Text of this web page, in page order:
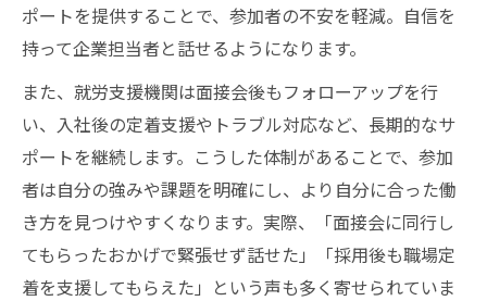
ポートを提供することで、参加者の不安を軽減。自信を
持って企業担当者と話せるようになります。
また、就労支援機関は面接会後もフォローアップを行
い、入社後の定着支援やトラブル対応など、長期的なサ
ポートを継続します。こうした体制があることで、参加
者は自分の強みや課題を明確にし、より自分に合った働
き方を見つけやすくなります。実際、「面接会に同行し
てもらったおかげで緊張せず話せた」「採用後も職場定
着を支援してもらえた」という声も多く寄せられていま